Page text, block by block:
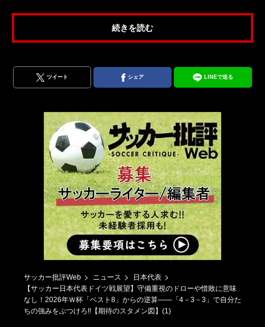
続きを読む
ツイート シェア LINEで送る
サッカー批評Web ニュース
日本代表
【サッカー日本代表ドイツ戦展望】守備重視のドローや惜敗に意味
なし！2026年Ｗ杯「ベスト8」からの逆算――「4－3－3」で自分た
ちの強みをぶつけろ!!【期待のスタメン図】(1)